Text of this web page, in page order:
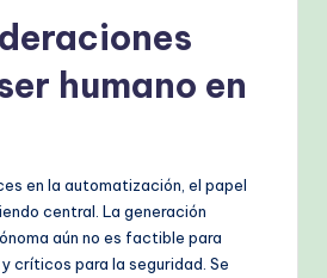
humano en
en la automatización, el papel
central. La generación
aún no es factible para
críticos para la seguridad. Se